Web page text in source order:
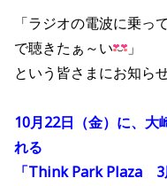
「ラジオの電波に乗っ
で聴きたぁ～い
」
という皆さまにお知ら
10月22日（金）に、
れる
「Think Park Plaza 3